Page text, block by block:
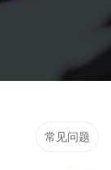
常见问题